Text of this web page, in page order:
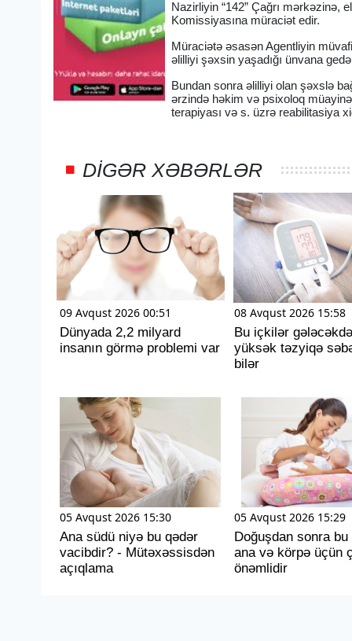
Nazirliyin “142” Çağrı
Komissiyasına müraciət edir.
Müraciətə əsasən Agentliyin
əlilliyi şəxsin yaşadığı ünvana
Bundan sonra əlilliyi olan şəxslə
ərzində həkim və psixoloq
terapiyası və s. üzrə reabilitasiya
DIGƏR XƏBƏRLƏR
09 Avqust 2026 00:51
Dünyada 2,2 milyard
insanın görmə problemi var
08 Avqust 2026 15:58
Bu içkilər gələcəkdə
yüksək təzyiqə
bilər
05 Avqust 2026 15:30
Ana südü niyə bu qədər
vacibdir? - Mütəxəssisdən
açıqlama
05 Avqust 2026 15:29
Doğuşdan sonra bu
ana və körpə üçün
önəmlidir